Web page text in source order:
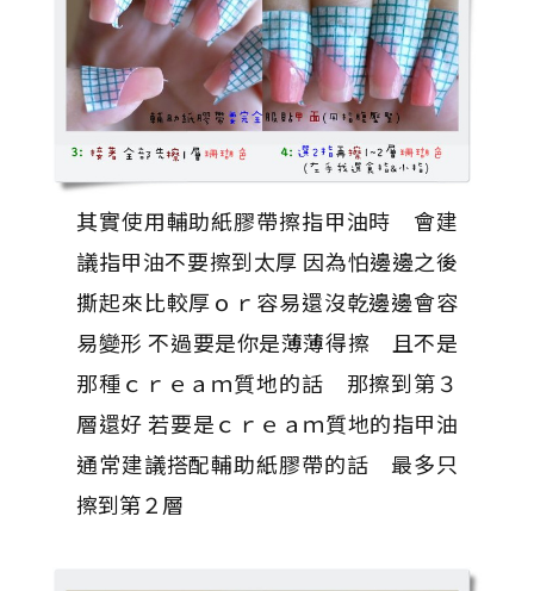
其實使用輔助紙膠帶擦指甲油時 會建
議指甲油不要擦到太厚 因為怕邊邊之後
撕起來比較厚ｏｒ容易還沒乾邊邊會容
易變形 不過要是你是薄薄得擦 且不是
那種ｃｒｅａｍ質地的話 那擦到第３
層還好 若要是ｃｒｅａｍ質地的指甲油
通常建議搭配輔助紙膠帶的話 最多只
擦到第２層